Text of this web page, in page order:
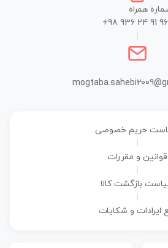
همراه
+98 936 24 91
حریم خصوصی
قوانین و مقررات
بازگشت کالا
ایرادات و شکایات